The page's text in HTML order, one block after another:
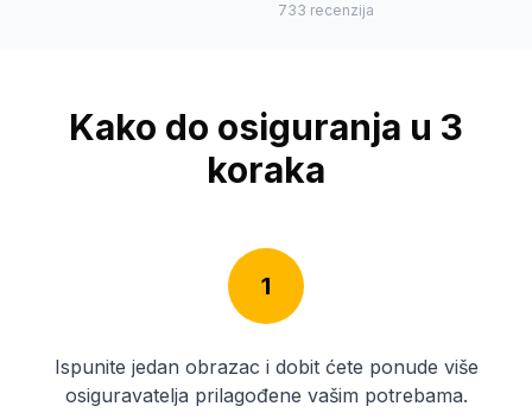
733 recenzija
Kako do osiguranja u 3
koraka
1
Ispunite jedan obrazac i dobit ćete ponude više
osiguravatelja prilagođene vašim potrebama.